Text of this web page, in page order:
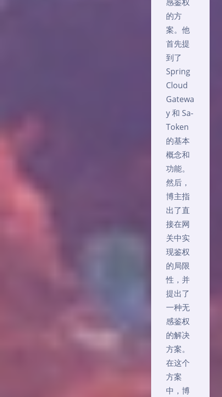
感鉴权
的方
案。他
首先提
到了
Spring
Cloud
Gatewa
y 和 Sa-
Token
的基本
概念和
功能。
然后，
博主指
出了直
接在网
关中实
现鉴权
的局限
性，并
提出了
一种无
感鉴权
的解决
方案。
在这个
方案
中，博